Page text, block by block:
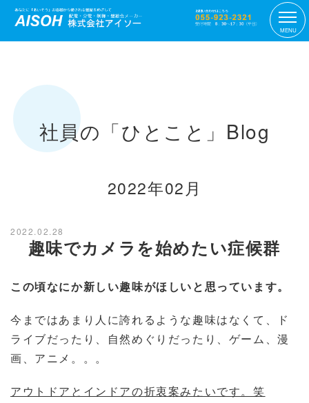
MENU
社員の「ひとこと」Blog
2022年02月
2022.02.28
趣味でカメラを始めたい症候群
この頃なにか新しい趣味がほしいと思っています。
今まではあまり人に誇れるような趣味はなくて、ド
ライブだったり、自然めぐりだったり、ゲーム、漫
画、アニメ。。。
アウトドアとインドアの折衷案みたいです。笑